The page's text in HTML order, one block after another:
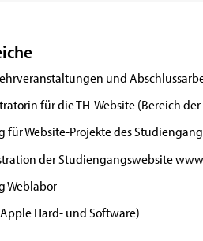
und
für die TH-Website (Bereich
für Website-Projekte des
der Studiengangswebsite
Weblabor
Hard- und Software)